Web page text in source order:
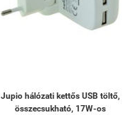
Jupio hálózati kettős USB töltő,
összecsukható, 17W-os